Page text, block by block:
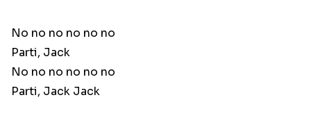
No no no no no no
Parti, Jack
No no no no no no
Parti, Jack Jack